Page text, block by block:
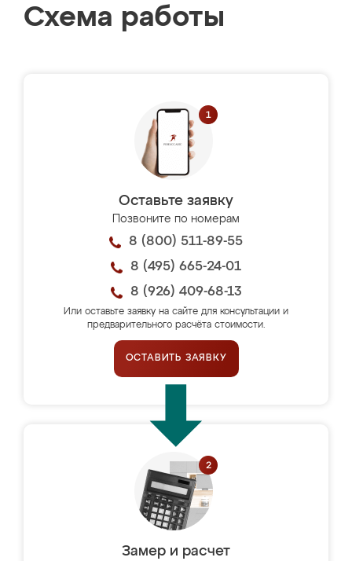
Схема работы
Оставьте заявку
Позвоните по номерам
8 (800) 511-89-55
8 (495) 665-24-01
8 (926) 409-68-13
Или оставьте заявку на сайте для консультации и
предварительного расчёта стоимости.
ОСТАВИТЬ ЗАЯВКУ
Замер и расчет